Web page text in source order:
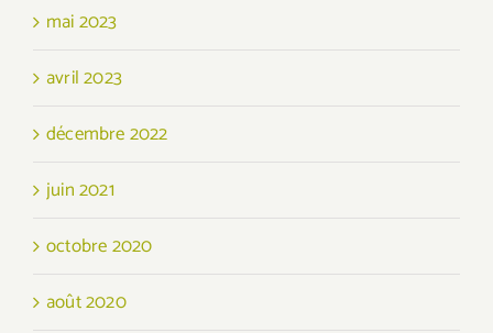
mai 2023
avril 2023
décembre 2022
juin 2021
octobre 2020
août 2020